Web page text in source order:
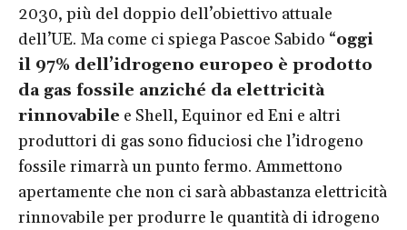
2030, più del doppio dell’obiettivo attuale
dell’UE. Ma come ci spiega Pascoe Sabido “oggi
il 97% dell’idrogeno europeo è prodotto
da gas fossile anziché da elettricità
rinnovabile e Shell, Equinor ed Eni e altri
produttori di gas sono fiduciosi che l’idrogeno
fossile rimarrà un punto fermo. Ammettono
apertamente che non ci sarà abbastanza elettricità
rinnovabile per produrre le quantità di idrogeno